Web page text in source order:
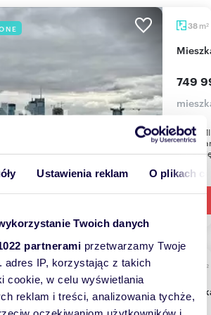
Ustawienia reklam O plikach
Twoich danych
partnerami przetwarzamy Twoje
adres IP, korzystając z takich
cookie, w celu wyświetlania
reklam i treści, analizowania tychże,
38 m2
749
w 10-
2